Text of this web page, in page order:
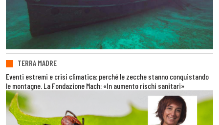
TERRA MADRE
Eventi estremi e crisi climatica: perché le zecche stanno conquistando
le montagne. La Fondazione Mach: «In aumento rischi sanitari»